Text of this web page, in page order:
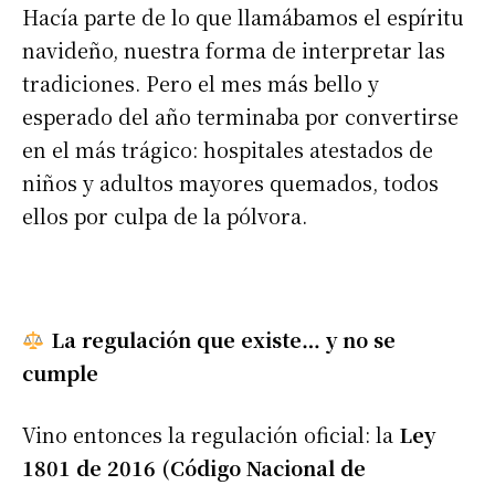
Hacía parte de lo que llamábamos el espíritu
navideño, nuestra forma de interpretar las
tradiciones. Pero el mes más bello y
esperado del año terminaba por convertirse
en el más trágico: hospitales atestados de
niños y adultos mayores quemados, todos
ellos por culpa de la pólvora.
La regulación que existe… y no se
cumple
Vino entonces la regulación oficial: la Ley
1801 de 2016 (Código Nacional de